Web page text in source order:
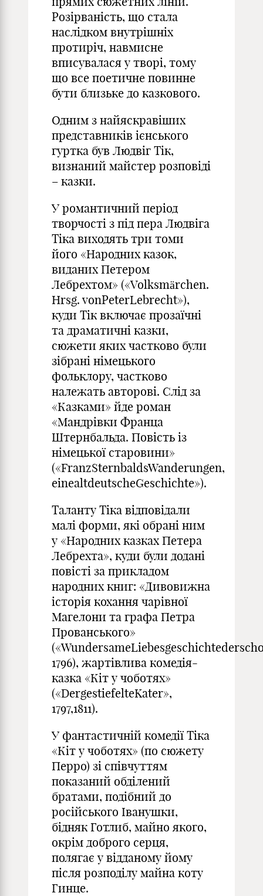
Розірваність, що стала
наслідком внутрішніх
протиріч, навмисне
вписувалася у творі, тому
що все поетичне повинне
бути близьке до казкового.
Одним з найяскравіших
представників ієнського
гуртка був Людвіг Тік,
визнаний майстер розповіді
– казки.
У романтичний період
творчості з під пера Людвіга
Тіка виходять три томи
його «Народних казок,
виданих Петером
Лебрехтом» («Volksmärchen.
Hrsg. vonPeterLebrecht»),
куди Тік включає прозаїчні
та драматичні казки,
сюжети яких частково були
зібрані німецького
фольклору, частково
належать авторові. Слід за
«Казками» йде роман
«Мандрівки Франца
Штернбальда. Повість із
німецької старовини»
(«FranzSternbaldsWanderungen,
einealtdeutscheGeschichte»).
Таланту Тіка відповідали
малі форми, які обрані ним
у «Народних казках Петера
Лебрехта», куди були додані
повісті за прикладом
народних книг: «Дивовижна
історія кохання чарівної
Магелони та графа Петра
Прованського»
1796), жартівлива комедія-
казка «Кіт у чоботях»
(«DergestiefelteKater»,
1797,1811).
У фантастичній комедії Тіка
«Кіт у чоботях» (по сюжету
Перро) зі співчуттям
показаний обділений
братами, подібний до
російського Іванушки,
бідняк Готлиб, майно якого,
окрім доброго серця,
полягає у відданому йому
після розподілу майна коту
Гинце.